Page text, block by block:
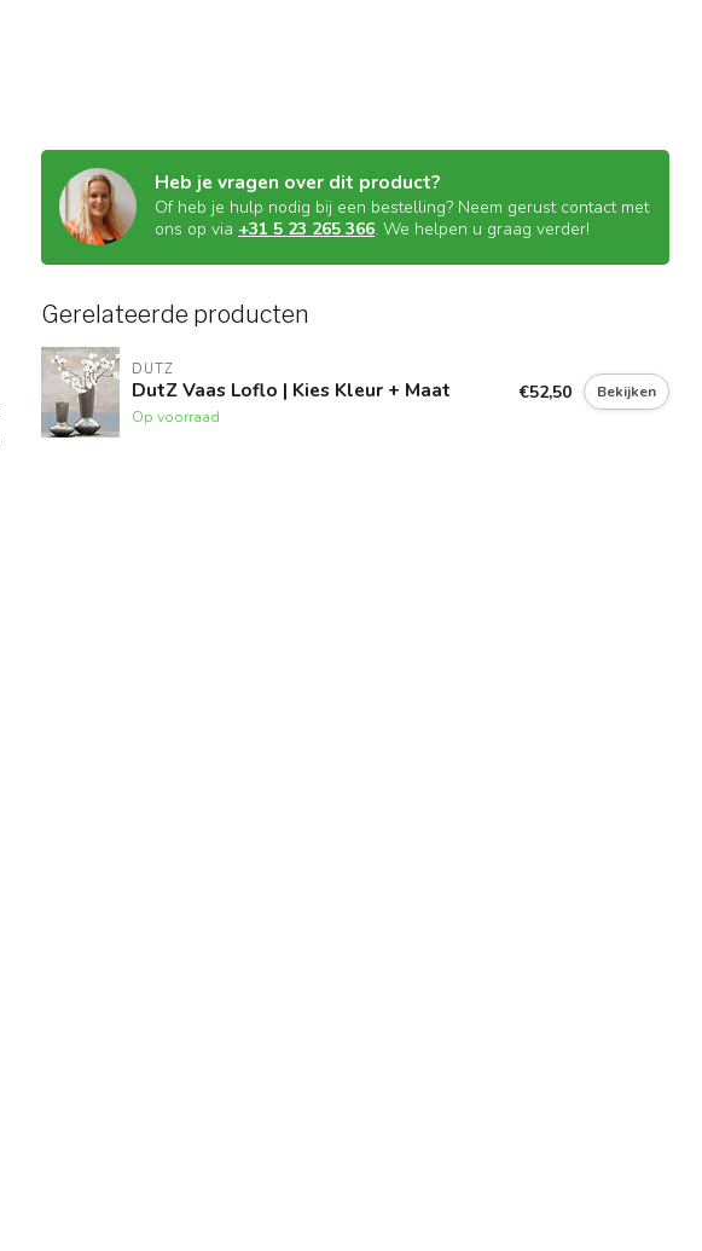
Heb je vragen over dit product?
Of heb je hulp nodig bij een bestelling? Neem gerust contact met
ons op via +31 5 23 265 366. We helpen u graag verder!
Gerelateerde producten
DUTZ
DutZ Vaas Loflo | Kies Kleur + Maat
Op voorraad
€52,50 Bekijken